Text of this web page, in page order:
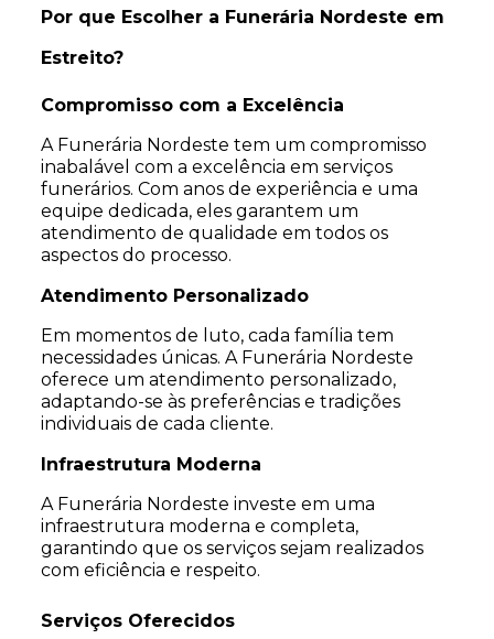
Por que Escolher a Funerária Nordeste em
Estreito?
Compromisso com a Excelência
A Funerária Nordeste tem um compromisso
inabalável com a excelência em serviços
funerários. Com anos de experiência e uma
equipe dedicada, eles garantem um
atendimento de qualidade em todos os
aspectos do processo.
Atendimento Personalizado
Em momentos de luto, cada família tem
necessidades únicas. A Funerária Nordeste
oferece um atendimento personalizado,
adaptando-se às preferências e tradições
individuais de cada cliente.
Infraestrutura Moderna
A Funerária Nordeste investe em uma
infraestrutura moderna e completa,
garantindo que os serviços sejam realizados
com eficiência e respeito.
Serviços Oferecidos